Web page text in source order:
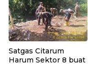
Satgas Citarum
Harum Sektor 8 buat